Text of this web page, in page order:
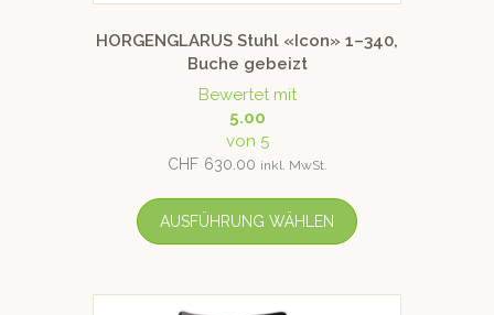
HORGENGLARUS Stuhl «Icon» 1–340,
Buche gebeizt
Bewertet mit
5.00
von 5
CHF 630.00 inkl. MwSt.
AUSFÜHRUNG WÄHLEN